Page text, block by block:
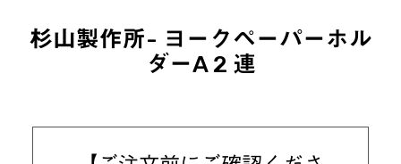
杉山製作所- ヨークペーパーホル
ダーA 2 連